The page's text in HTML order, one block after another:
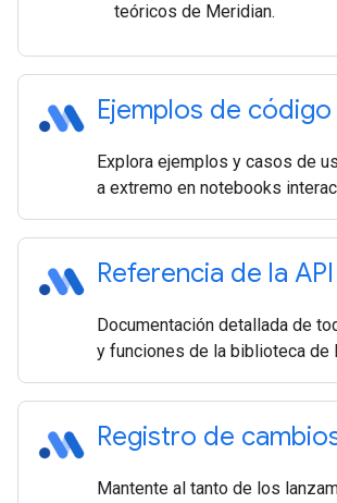
teóricos de Meridian.
Ejemplos de código
Explora ejemplos y casos de
a extremo en notebooks
Referencia de la API
Documentación detallada de
y funciones de la biblioteca de
Registro de
Mantente al tanto de los